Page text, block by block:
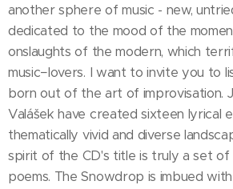
another sphere of music - new,
dedicated to the mood of the
onslaughts of the modern, which
music−lovers. I want to invite you to
born out of the art of improvisation.
Valášek have created sixteen lyrical
thematically vivid and diverse
spirit of the CD's title is truly a set of
poems. The Snowdrop is imbued